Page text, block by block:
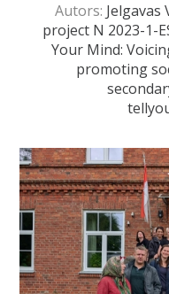
Autors: Jelgavas
project N 2023-1-
Your Mind:
promoting